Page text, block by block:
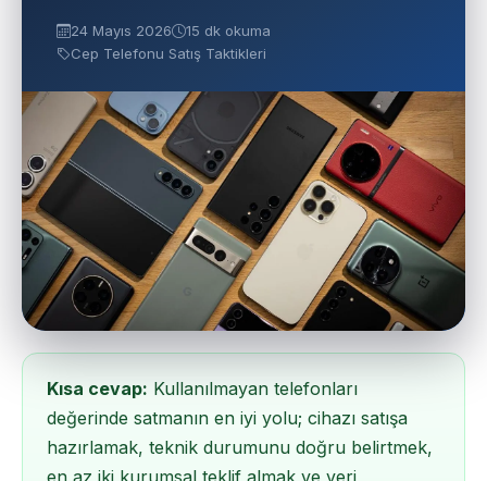
24 Mayıs 2026
15 dk okuma
Cep Telefonu Satış Taktikleri
Kısa cevap: Kullanılmayan telefonları
değerinde satmanın en iyi yolu; cihazı satışa
hazırlamak, teknik durumunu doğru belirtmek,
en az iki kurumsal teklif almak ve veri